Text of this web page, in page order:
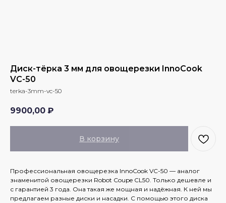
Диск-тёрка 3 мм для овощерезки InnoCook
VС-50
terka-3mm-vc-50
9900,00 ₽
В корзину
Профессиональная овощерезка InnoCook VC-50 — аналог
знаменитой овощерезки Robot Coupe CL50. Только дешевле и
с гарантией 3 года. Она такая же мощная и надёжная. К ней мы
предлагаем разные диски и насадки. С помощью этого диска